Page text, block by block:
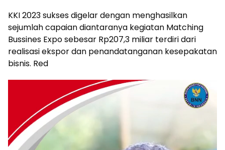
KKI 2023 sukses digelar dengan menghasilkan
sejumlah capaian diantaranya kegiatan Matching
Bussines Expo sebesar Rp207,3 miliar terdiri dari
realisasi ekspor dan penandatanganan kesepakatan
bisnis. Red